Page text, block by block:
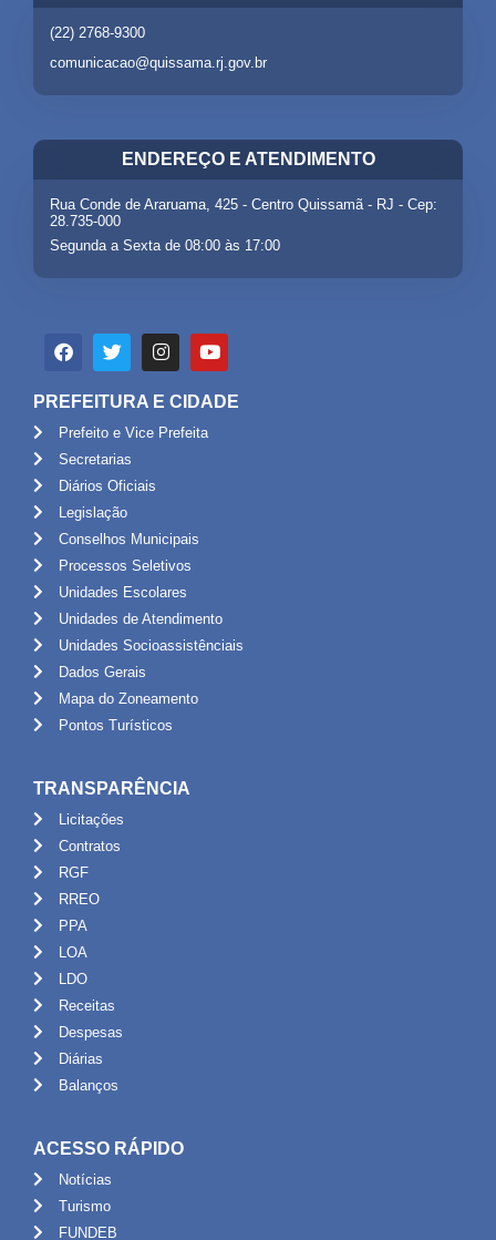
(22) 2768-9300
comunicacao@quissama.rj.gov.br
ENDEREÇO E ATENDIMENTO
Rua Conde de Araruama, 425 - Centro Quissamã - RJ - Cep:
28.735-000
Segunda a Sexta de 08:00 às 17:00
PREFEITURA E CIDADE
Prefeito e Vice Prefeita
Secretarias
Diários Oficiais
Legislação
Conselhos Municipais
Processos Seletivos
Unidades Escolares
Unidades de Atendimento
Unidades Socioassistênciais
Dados Gerais
Mapa do Zoneamento
Pontos Turísticos
TRANSPARÊNCIA
Licitações
Contratos
RGF
RREO
PPA
LOA
LDO
Receitas
Despesas
Diárias
Balanços
ACESSO RÁPIDO
Notícias
Turismo
FUNDEB